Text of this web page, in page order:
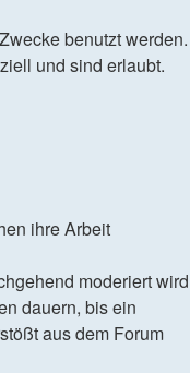
benutzt werden.
und sind erlaubt.
ihre Arbeit
moderiert wird
dauern, bis ein
aus dem Forum